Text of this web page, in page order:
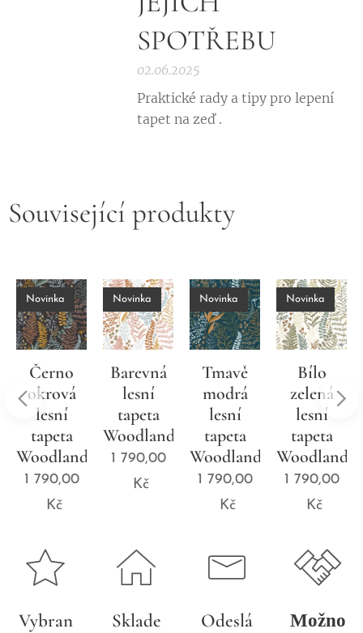
SPOTŘEBU
02.06.2025
Praktické rady a tipy pro lepení
tapet na zeď .
Související produkty
Černo
okrová
lesní
tapeta
Woodland
Novinka
1 790,00
Kč
Barevná
lesní
tapeta
Woodland
Novinka
1 790,00
Kč
Tmavě
modrá
lesní
tapeta
Woodland
Novinka
1 790,00
Kč
Bílo
zelená
lesní
tapeta
Woodland
Novinka
1 790,00
Kč
Vybran
Sklade
Odeslá
Možno